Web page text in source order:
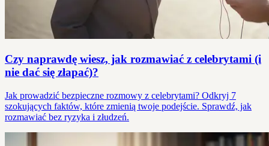
Czy naprawdę wiesz, jak rozmawiać z celebrytami (i
nie dać się złapać)?
Jak prowadzić bezpieczne rozmowy z celebrytami? Odkryj 7
szokujących faktów, które zmienią twoje podejście. Sprawdź, jak
rozmawiać bez ryzyka i złudzeń.